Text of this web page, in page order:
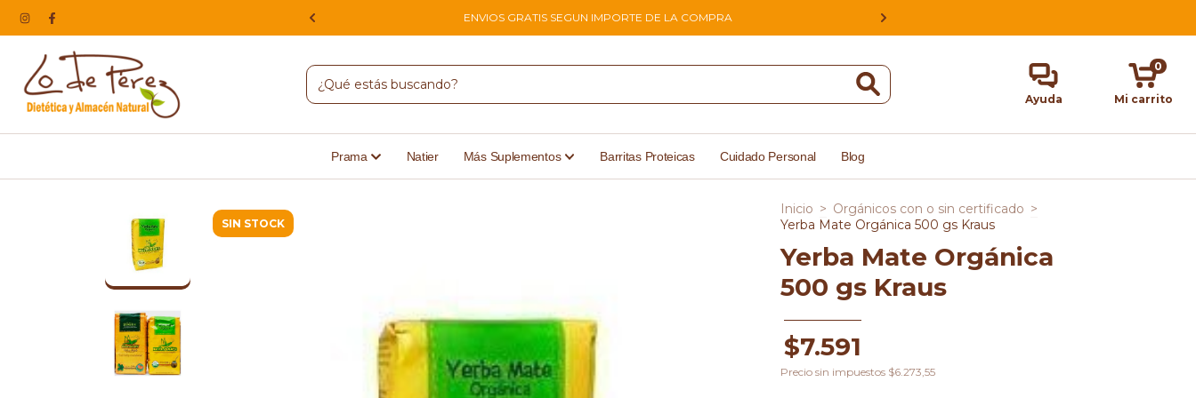
HACEMOS ENVIOS A TODO EL PAIS ENVIOS GRATIS SEGUN IMPORTE DE LA COMPRA
Ayuda Mi carrito
0
Prama Natier Más Suplementos Barritas Proteicas Cuidado Personal Blog
SIN STOCK
Inicio > Orgánicos con o sin certificado >
Yerba Mate Orgánica 500 gs Kraus
Yerba Mate Orgánica
500 gs Kraus
$7.591
Precio sin impuestos $6.273,55